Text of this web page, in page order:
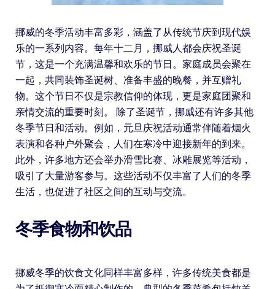
挪威的冬季活动丰富多彩，涵盖了从传统节庆到现代娱
乐的一系列内容。每年十二月，挪威人都会庆祝圣诞
节，这是一个充满温馨和欢乐的节日。家庭成员会聚在
一起，共同装饰圣诞树、准备丰盛的晚餐，并互赠礼
物。这个节日不仅是宗教信仰的体现，更是家庭团聚和
亲情交流的重要时刻。 除了圣诞节，挪威还有许多其他
冬季节日和活动。例如，元旦庆祝活动通常伴随着烟火
表演和各种户外聚会，人们在寒冷中迎接新年的到来。
此外，许多地方还会举办滑雪比赛、冰雕展览等活动，
吸引了大量游客参与。这些活动不仅丰富了人们的冬季
生活，也促进了社区之间的互动与交流。
冬季食物和饮品
挪威冬季的饮食文化同样丰富多样，许多传统美食都是